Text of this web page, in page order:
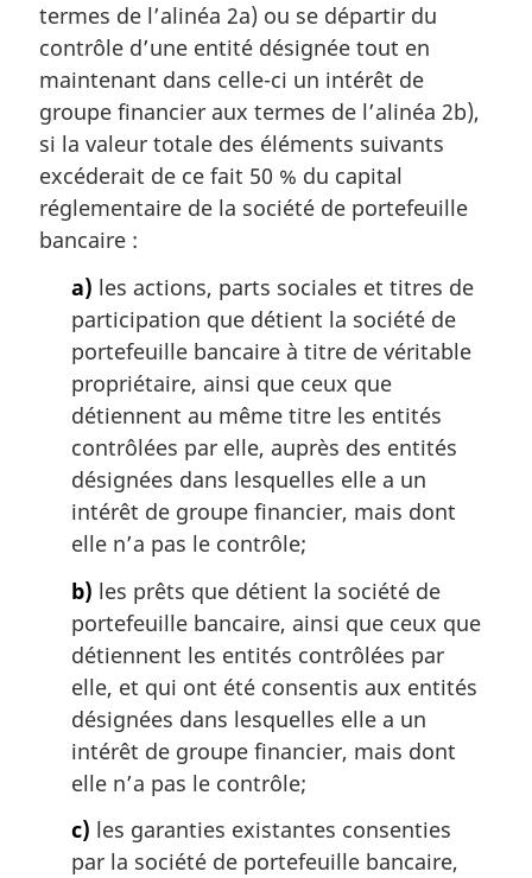
g
i
n
a
l
e
:
termes de l’alinéa 2a) ou se départir du
contrôle d’une entité désignée tout en
maintenant dans celle-ci un intérêt de
groupe financier aux termes de l’alinéa 2b),
si la valeur totale des éléments suivants
excéderait de ce fait 50 % du capital
réglementaire de la société de portefeuille
bancaire :
a) les actions, parts sociales et titres de
participation que détient la société de
portefeuille bancaire à titre de véritable
propriétaire, ainsi que ceux que
détiennent au même titre les entités
contrôlées par elle, auprès des entités
désignées dans lesquelles elle a un
intérêt de groupe financier, mais dont
elle n’a pas le contrôle;
b) les prêts que détient la société de
portefeuille bancaire, ainsi que ceux que
détiennent les entités contrôlées par
elle, et qui ont été consentis aux entités
désignées dans lesquelles elle a un
intérêt de groupe financier, mais dont
elle n’a pas le contrôle;
c) les garanties existantes consenties
par la société de portefeuille bancaire,